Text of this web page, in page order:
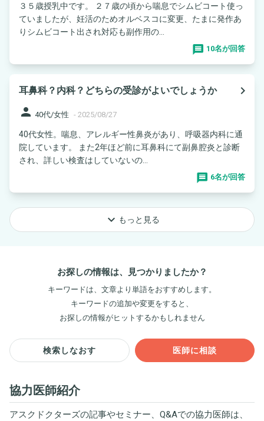
３５歳授乳中です。 ２７歳の頃から喘息でシムビコート使っ
ていましたが、妊活のためオルベスコに変更、たまに発作あ
りシムビコート出され対応も副作用の...
10名が回答
耳鼻科？内科？どちらの受診がよいでしょうか
navigate_next
person 40代/女性 - 2025/08/27
40代女性。喘息、アレルギー性鼻炎があり、呼吸器内科に通
院しています。 また2年ほど前に耳鼻科にて副鼻腔炎と診断
され、詳しい検査はしていないの...
6名が回答
keyboard_arrow_down もっと見る
お探しの情報は、見つかりましたか？
キーワードは、文章より単語をおすすめします。
キーワードの追加や変更をすると、
お探しの情報がヒットするかもしれません
検索しなおす 医師に相談
協力医師紹介
アスクドクターズの記事やセミナー、Q&Aでの協力医師は、